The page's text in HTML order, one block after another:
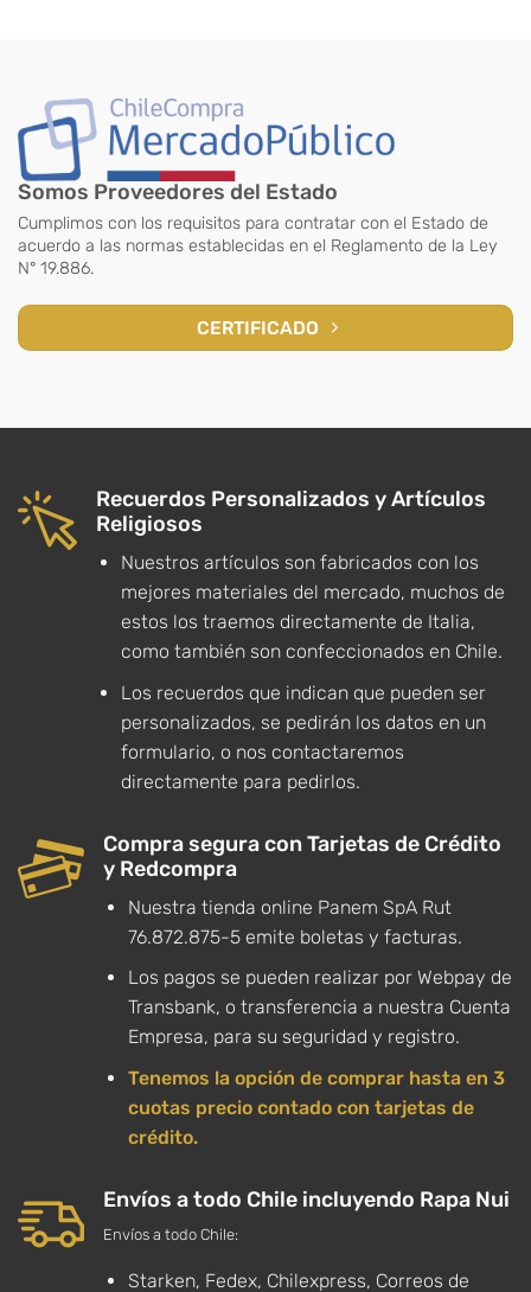
Somos Proveedores del Estado
Cumplimos con los requisitos para contratar con el Estado de
acuerdo a las normas establecidas en el Reglamento de la Ley
N° 19.886.
CERTIFICADO
Recuerdos Personalizados y Artículos
Religiosos
Nuestros artículos son fabricados con los
mejores materiales del mercado, muchos de
estos los traemos directamente de Italia,
como también son confeccionados en Chile.
Los recuerdos que indican que pueden ser
personalizados, se pedirán los datos en un
formulario, o nos contactaremos
directamente para pedirlos.
Compra segura con Tarjetas de Crédito
y Redcompra
Nuestra tienda online Panem SpA Rut
76.872.875-5 emite boletas y facturas.
Los pagos se pueden realizar por Webpay de
Transbank, o transferencia a nuestra Cuenta
Empresa, para su seguridad y registro.
Tenemos la opción de comprar hasta en 3
cuotas precio contado con tarjetas de
crédito.
Envíos a todo Chile incluyendo Rapa Nui
Envíos a todo Chile:
Starken, Fedex, Chilexpress, Correos de